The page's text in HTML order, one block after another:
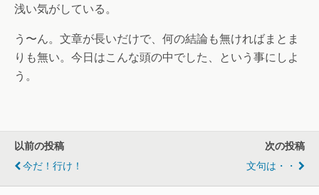
浅い気がしている。
う〜ん。文章が長いだけで、何の結論も無ければまとま
りも無い。今日はこんな頭の中でした、という事にしよ
う。
以前の投稿
今だ！行け！
次の投稿
文句は・・